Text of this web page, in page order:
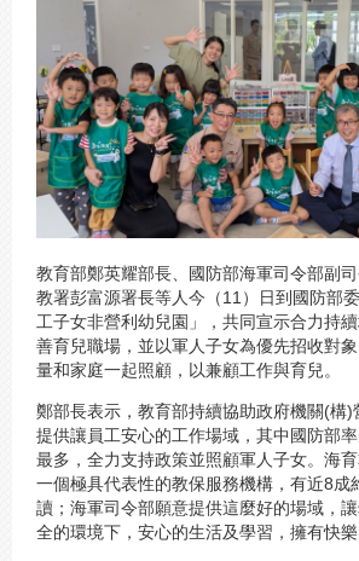
教育部鄭英耀部長、國防部海軍司令部副
教署彭富源署長等人今（11）日到國防部
工子女非營利幼兒園」，共同宣示合力持
善育兒職場，並以軍人子女為優先招收對
量和家庭一起照顧，以兼顧工作與育兒。
鄭部長表示，教育部持續協助政府機關(構)
提供讓員工安心的工作場域，其中國防部
最多，全力支持政策並照顧軍人子女。海
一個極具代表性的教保服務機構，有近8成
讀；海軍司令部願意提供這麼好的場域，
全的環境下，安心的生活及學習，擁有快樂